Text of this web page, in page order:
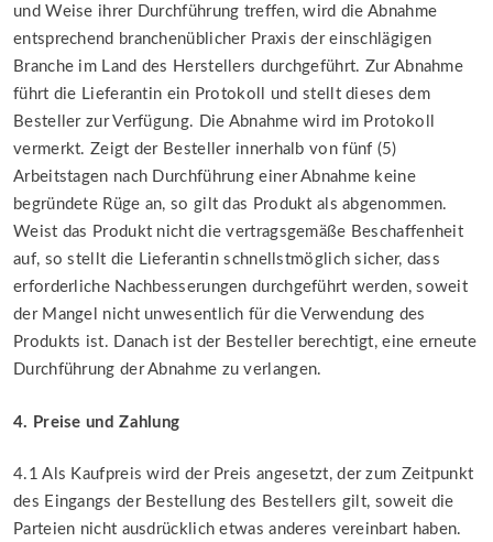
und Weise ihrer Durchführung treffen, wird die Abnahme
entsprechend branchenüblicher Praxis der einschlägigen
Branche im Land des Herstellers durchgeführt. Zur Abnahme
führt die Lieferantin ein Protokoll und stellt dieses dem
Besteller zur Verfügung. Die Abnahme wird im Protokoll
vermerkt. Zeigt der Besteller innerhalb von fünf (5)
Arbeitstagen nach Durchführung einer Abnahme keine
begründete Rüge an, so gilt das Produkt als abgenommen.
Weist das Produkt nicht die vertragsgemäße Beschaffenheit
auf, so stellt die Lieferantin schnellstmöglich sicher, dass
erforderliche Nachbesserungen durchgeführt werden, soweit
der Mangel nicht unwesentlich für die Verwendung des
Produkts ist. Danach ist der Besteller berechtigt, eine erneute
Durchführung der Abnahme zu verlangen.
4. Preise und Zahlung
4.1 Als Kaufpreis wird der Preis angesetzt, der zum Zeitpunkt
des Eingangs der Bestellung des Bestellers gilt, soweit die
Parteien nicht ausdrücklich etwas anderes vereinbart haben.